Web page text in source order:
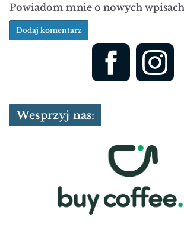
Powiadom mnie o nowych
Wesprzyj nas: